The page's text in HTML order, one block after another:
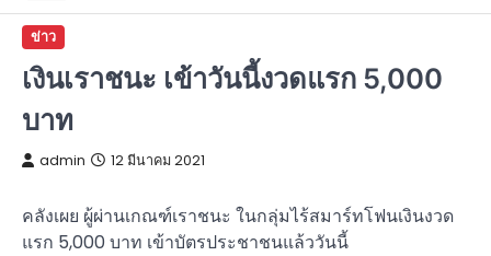
ข่าว
เงินเราชนะ เข้าวันนี้งวดแรก 5,000
บาท
admin 12 มีนาคม 2021
คลังเผย ผู้ผ่านเกณฑ์เราชนะ ในกลุ่มไร้สมาร์ทโฟนเงินงวด
แรก 5,000 บาท เข้าบัตรประชาชนแล้ววันนี้